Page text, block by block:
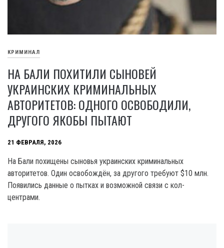
КРИМИНАЛ
НА БАЛИ ПОХИТИЛИ СЫНОВЕЙ
УКРАИНСКИХ КРИМИНАЛЬНЫХ
АВТОРИТЕТОВ: ОДНОГО ОСВОБОДИЛИ,
ДРУГОГО ЯКОБЫ ПЫТАЮТ
21 ФЕВРАЛЯ, 2026
На Бали похищены сыновья украинских криминальных
авторитетов. Один освобождён, за другого требуют $10 млн.
Появились данные о пытках и возможной связи с кол-
центрами.